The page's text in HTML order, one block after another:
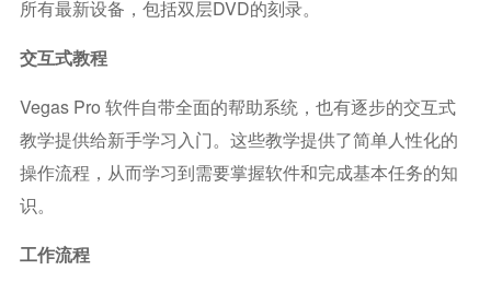
所有最新设备，包括双层DVD的刻录。
交互式教程
Vegas Pro 软件自带全面的帮助系统，也有逐步的交互式
教学提供给新手学习入门。这些教学提供了简单人性化的
操作流程，从而学习到需要掌握软件和完成基本任务的知
识。
工作流程